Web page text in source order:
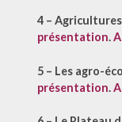
4 –
présentation.
5 – Les agro-
présentation.